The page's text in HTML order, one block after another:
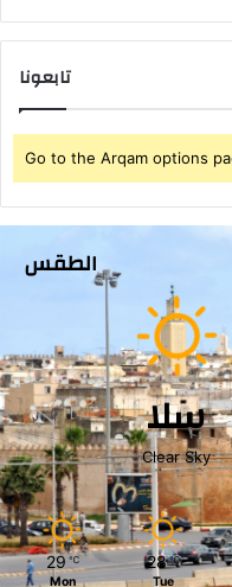
ئ
ة
ب
م
ا
ر
ة
ر
و
ي
؟
تابعونا
Go to the Arqam options
الطقس
سلا
Clear Sky
29 ℃
Mon
28 ℃
Tue